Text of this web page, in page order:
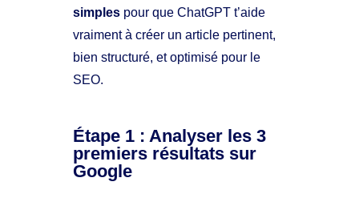
simples pour que ChatGPT t’aide
vraiment à créer un article pertinent,
bien structuré, et optimisé pour le
SEO.
Étape 1 : Analyser les 3
premiers résultats sur
Google